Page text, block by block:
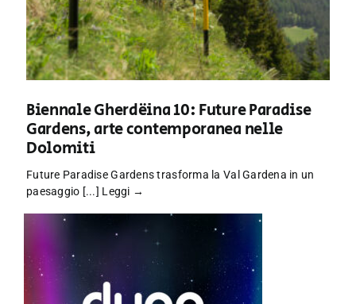
Biennale Gherdëina 10: Future Paradise
Gardens, arte contemporanea nelle
Dolomiti
Future Paradise Gardens trasforma la Val Gardena in un
paesaggio [...] Leggi →